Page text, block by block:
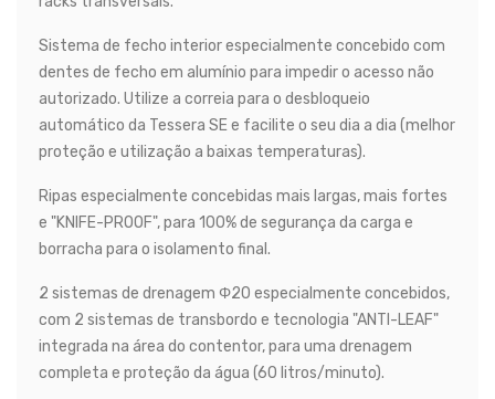
Sistema de fecho interior especialmente concebido com
dentes de fecho em alumínio para impedir o acesso não
autorizado. Utilize a correia para o desbloqueio
automático da Tessera SE e facilite o seu dia a dia (melhor
proteção e utilização a baixas temperaturas).
Ripas especialmente concebidas mais largas, mais fortes
e "KNIFE-PROOF", para 100% de segurança da carga e
borracha para o isolamento final.
2 sistemas de drenagem Φ20 especialmente concebidos,
com 2 sistemas de transbordo e tecnologia "ANTI-LEAF"
integrada na área do contentor, para uma drenagem
completa e proteção da água (60 litros/minuto).